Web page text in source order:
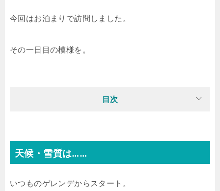
今回はお泊まりで訪問しました。
その一日目の模様を。
目次
天候・雪質は……
いつものゲレンデからスタート。